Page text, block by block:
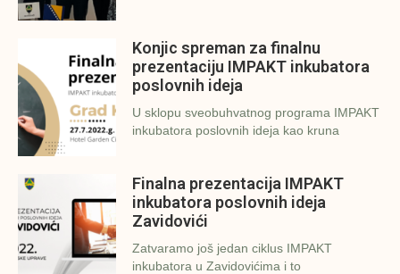
Konjic spreman za finalnu
prezentaciju IMPAKT inkubatora
poslovnih ideja
U sklopu sveobuhvatnog programa IMPAKT
inkubatora poslovnih ideja kao kruna
Finalna prezentacija IMPAKT
inkubatora poslovnih ideja
Zavidovići
Zatvaramo još jedan ciklus IMPAKT
inkubatora u Zavidovićima i to